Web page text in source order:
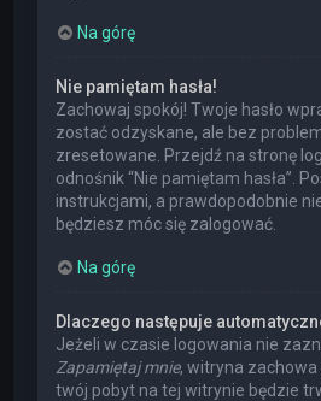
Na górę
Nie pamiętam hasła!
Zachowaj spokój! Twoje hasło
zostać odzyskane, ale bez
zresetowane. Przejdź na stronę
odnośnik “Nie pamiętam hasła”.
instrukcjami, a prawdopodobnie
będziesz móc się zalogować.
Na górę
Dlaczego następuje
Jeżeli w czasie logowania nie
Zapamiętaj mnie, witryna
twój pobyt na tej witrynie będzie